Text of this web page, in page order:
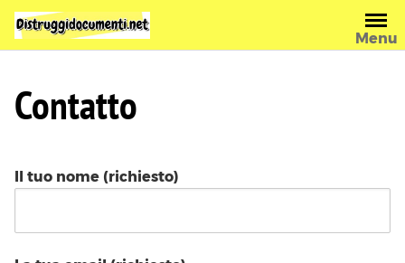
Skip
content
Menu
Contatto
Il tuo nome (richiesto)